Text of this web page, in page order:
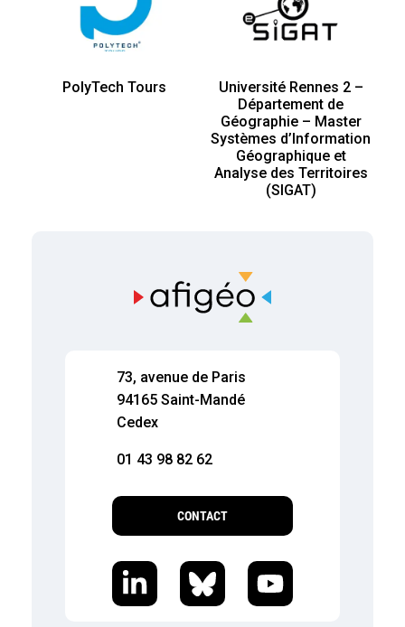
PolyTech Tours
Université Rennes 2 –
Département de
Géographie – Master
Systèmes d’Information
Géographique et
Analyse des Territoires
(SIGAT)
73, avenue de Paris
94165 Saint-Mandé
Cedex
01 43 98 82 62
CONTACT